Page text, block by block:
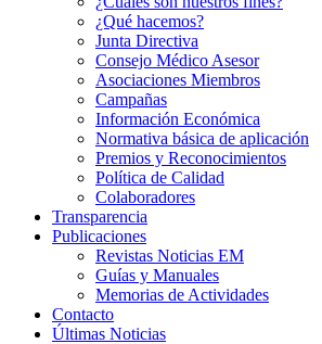
¿Qué hacemos?
Junta Directiva
Consejo Médico Asesor
Asociaciones Miembros
Campañas
Información Económica
Normativa básica de aplicación
Premios y Reconocimientos
Política de Calidad
Colaboradores
Transparencia
Publicaciones
Revistas Noticias EM
Guías y Manuales
Memorias de Actividades
Contacto
Últimas Noticias